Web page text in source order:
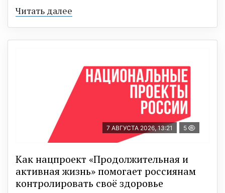
Читать далее
7 АВГУСТА 2026, 13:21 5
Как нацпроект «Продолжительная и
активная жизнь» помогает россиянам
контролировать своё здоровье